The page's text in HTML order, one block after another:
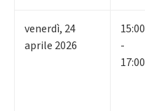
venerdì, 24
aprile 2026
15:00
-
17:00